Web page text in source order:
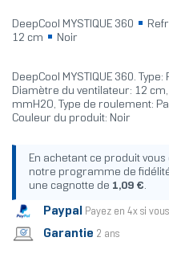
DeepCool MYSTIQUE 360
12 cm
Noir
DeepCool MYSTIQUE 360.
Diamètre du ventilateur: 12
mmH2O, Type de roulement:
Couleur du produit: Noir
En achetant ce produit
notre programme de
une cagnotte de 1,09 €.
Paypal Payez en 4x si
Garantie 2 ans